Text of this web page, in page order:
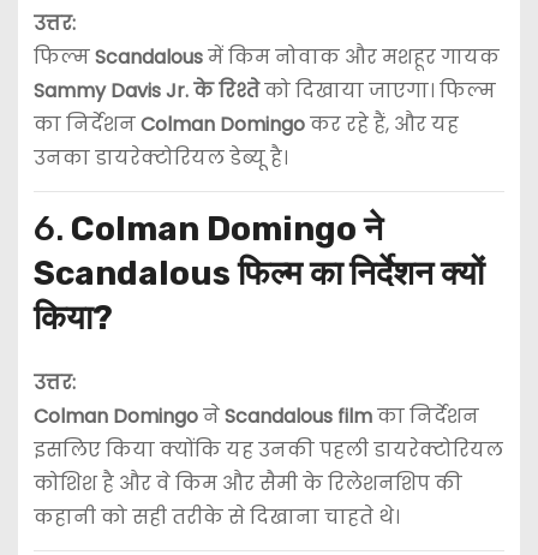
उत्तर:
फिल्मScandalousमें किम नोवाक और मशहूर गायक
Sammy Davis Jr. के रिश्तेको दिखाया जाएगा। फिल्म
का निर्देशनColman Domingoकर रहे हैं, और यह
उनका डायरेक्टोरियल डेब्यू है।
6. Colman Domingo ने
Scandalous फिल्म का निर्देशन क्यों
किया?
उत्तर:
Colman DomingoनेScandalous filmका निर्देशन
इसलिए किया क्योंकि यह उनकी पहली डायरेक्टोरियल
कोशिश है और वे किम और सैमी के रिलेशनशिप की
कहानी को सही तरीके से दिखाना चाहते थे।